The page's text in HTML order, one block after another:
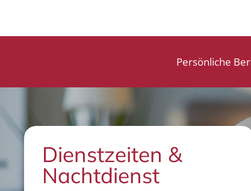
Persönliche
Dienstzeiten &
Nachtdienst